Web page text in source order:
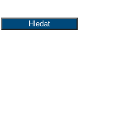
Hledat